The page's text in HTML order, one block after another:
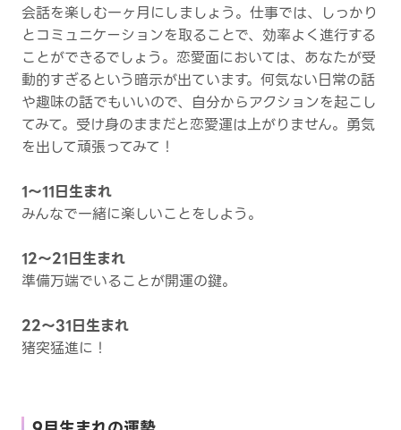
会話を楽しむ一ヶ月にしましょう。仕事では、しっかり
とコミュニケーションを取ることで、効率よく進行する
ことができるでしょう。恋愛面においては、あなたが受
動的すぎるという暗示が出ています。何気ない日常の話
や趣味の話でもいいので、自分からアクションを起こし
てみて。受け身のままだと恋愛運は上がりません。勇気
を出して頑張ってみて！
1～11日生まれ
みんなで一緒に楽しいことをしよう。
12～21日生まれ
準備万端でいることが開運の鍵。
22～31日生まれ
猪突猛進に！